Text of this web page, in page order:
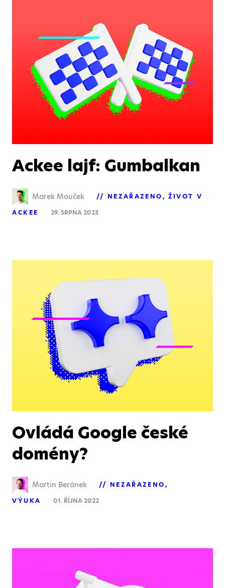
Ackee lajf: Gumbalkan
Marek Mouček NEZAŘAZENO
ŽIVOT V
ACKEE
29. SRPNA 2023
Ovládá Google české
domény?
Martin Beránek
NEZAŘAZENO
VÝUKA
01. ŘÍJNA 2022